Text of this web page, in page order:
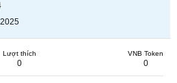
Lượt thích
0
VNB Token
0